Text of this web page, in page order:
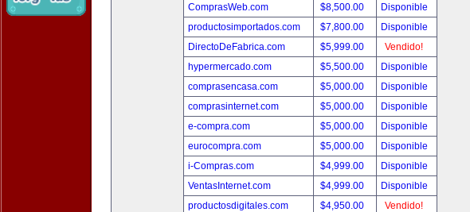
ComprasWeb.com
$8,500.00
Disponible
productosimportados.com
$7,800.00
Disponible
DirectoDeFabrica.com
$5,999.00
Vendido!
hypermercado.com
$5,500.00
Disponible
comprasencasa.com
$5,000.00
Disponible
comprasinternet.com
$5,000.00
Disponible
e-compra.com
$5,000.00
Disponible
eurocompra.com
$5,000.00
Disponible
i-Compras.com
$4,999.00
Disponible
VentasInternet.com
$4,999.00
Disponible
productosdigitales.com
$4,950.00
Vendido!